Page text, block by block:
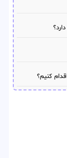
کنیم؟